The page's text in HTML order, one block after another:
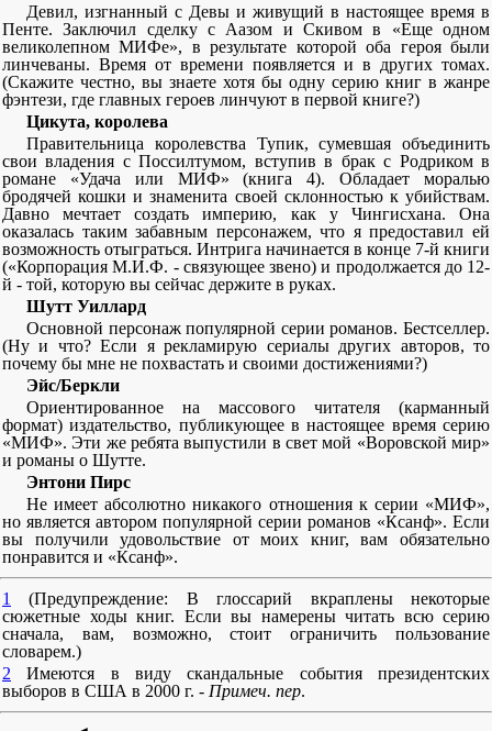
Девил, изгнанный с Девы и живущий в настоящее время в
Пенте. Заключил сделку с Аазом и Скивом в «Еще одном
великолепном МИФе», в результате которой оба героя были
линчеваны. Время от времени появляется и в других томах.
(Скажите честно, вы знаете хотя бы одну серию книг в жанре
фэнтези, где главных героев линчуют в первой книге?)
Цикута, королева
Правительница королевства Тупик, сумевшая объединить
свои владения с Поссилтумом, вступив в брак с Родриком в
романе «Удача или МИФ» (книга 4). Обладает моралью
бродячей кошки и знаменита своей склонностью к убийствам.
Давно мечтает создать империю, как у Чингисхана. Она
оказалась таким забавным персонажем, что я предоставил ей
возможность отыграться. Интрига начинается в конце 7-й книги
(«Корпорация М.И.Ф. - связующее звено) и продолжается до 12-
й - той, которую вы сейчас держите в руках.
Шутт Уиллард
Основной персонаж популярной серии романов. Бестселлер.
(Ну и что? Если я рекламирую сериалы других авторов, то
почему бы мне не похвастать и своими достижениями?)
Эйс/Беркли
Ориентированное на массового читателя (карманный
формат) издательство, публикующее в настоящее время серию
«МИФ». Эти же ребята выпустили в свет мой «Воровской мир»
и романы о Шутте.
Энтони Пирс
Не имеет абсолютно никакого отношения к серии «МИФ»,
но является автором популярной серии романов «Ксанф». Если
вы получили удовольствие от моих книг, вам обязательно
понравится и «Ксанф».
1
(Предупреждение: В глоссарий вкраплены некоторые
сюжетные ходы книг. Если вы намерены читать всю серию
сначала, вам, возможно, стоит ограничить пользование
словарем.)
2 Имеются в виду скандальные события президентских
выборов в США в 2000 г. - Примеч. пер.